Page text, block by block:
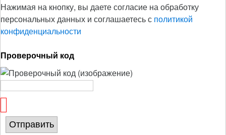
Нажимая на кнопку, вы даете согласие на обработку
персональных данных и соглашаетесь с политикой
конфиденциальности
Проверочный код
Отправить